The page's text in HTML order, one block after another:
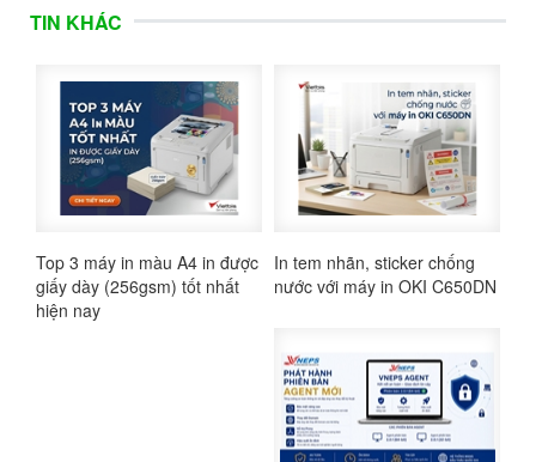
TIN KHÁC
Top 3 máy in màu A4 in được
giấy dày (256gsm) tốt nhất
hiện nay
In tem nhãn, sticker chống
nước với máy in OKI C650DN